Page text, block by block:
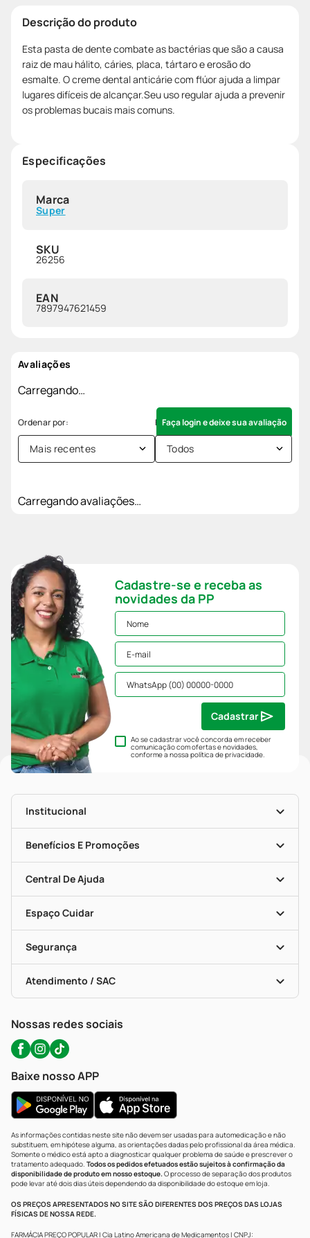
Descrição do produto
Esta pasta de dente combate as bactérias que são a causa
raiz de mau hálito, cáries, placa, tártaro e erosão do
esmalte. O creme dental anticárie com flúor ajuda a limpar
lugares difíceis de alcançar.Seu uso regular ajuda a prevenir
os problemas bucais mais comuns.
Especificações
Marca
Super
SKU
26256
EAN
7897947621459
Avaliações
Carregando…
Faça login e deixe sua avaliação
Mais recentes Todos
Carregando avaliações…
Cadastre-se e receba as
novidades da PP
Ao se cadastrar você concorda em receber
comunicação com ofertas e novidades,
conforme a nossapolítica de privacidade.
Cadastrar
Institucional
História
Nossas Lojas
Mapa De Categorias
Blog Da PP
Seja Uma Loja Parceira
Benefícios E Promoções
Clube PP
Convênios
Programa Popular Do Brasil
Encarte De Ofertas
Dermaclub
Descontos De Laboratório (PBM)
Cupons E Ofertas
Central De Ajuda
Entrega
Recompra Programada
Compras Com Receita
Alomed (tele-Entrega)
Formas De Pagamento
Troca E Devolução
Bulas De A A Z
Políticas De Marketplace
Espaço Cuidar
Vacinas
Serviços Farmacêuticos
Testes Rápidos
Autoteste Covid-19
Segurança
Certificado De Segurança
Portal Da Privacidade
Atendimento / SAC
WhatsApp (47) 9202-1687
Nossas redes sociais
Baixe nosso APP
As informações contidas neste site não devem ser usadas para automedicação e não
substituem, em hipótese alguma, as orientações dadas pelo profissional da área médica.
Somente o médico está apto a diagnosticar qualquer problema de saúde e prescrever o
tratamento adequado. Todos os pedidos efetuados estão sujeitos à confirmação da
disponibilidade de produto em nosso estoque.O processo de separação dos produtos
pode levar até dois dias úteis dependendo da disponibilidade do estoque em loja.
OS PREÇOS APRESENTADOS NO SITE SÃO DIFERENTES DOS PREÇOS DAS LOJAS
FÍSICAS DE NOSSA REDE.
FARMÁCIA PREÇO POPULAR | Cia Latino Americana de Medicamentos | CNPJ: